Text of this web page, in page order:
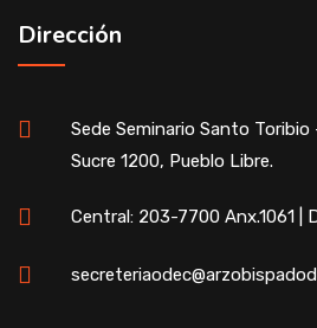
Dirección
Sede Seminario Santo
Sucre 1200, Pueblo Libre.
Central: 203-7700 Anx.1061 |